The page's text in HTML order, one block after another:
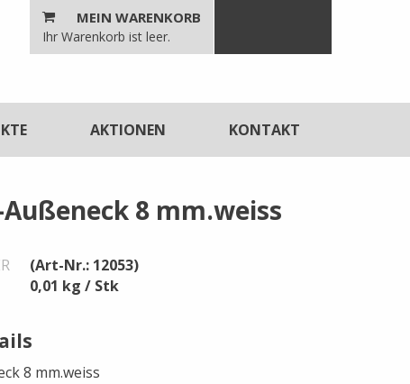
MEIN WARENKORB
Ihr Warenkorb ist leer.
AKTIONEN KONTAKT
8 mm.weiss
(Art-Nr.: 12053)
0,01 kg / Stk
8 mm.weiss